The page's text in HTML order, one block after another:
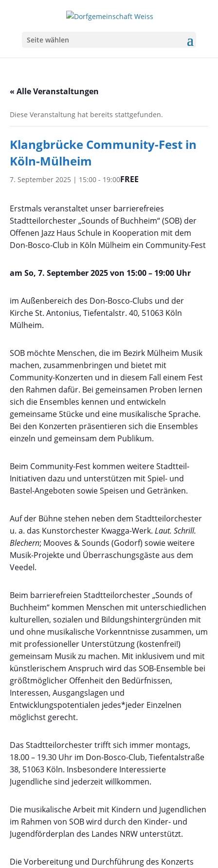
Seite wählen
« Alle Veranstaltungen
Diese Veranstaltung hat bereits stattgefunden.
Klangbrücke Community-Fest in
Köln-Mülheim
7. September 2025 | 15:00 - 19:00FREE
Erstmals veranstaltet unser barrierefreies
Stadtteilorchester „Sounds of Buchheim“ (SOB) der
Offenen Jazz Haus Schule in Kooperation mit dem
Don-Bosco-Club in Köln Mülheim ein Community-Fest
am So, 7. September 2025 von 15:00 – 19:00 Uhr
im Außenbereich des Don-Bosco-Clubs und der
Kirche St. Antonius, Tiefentalstr. 40, 51063 Köln
Mülheim.
SOB möchte Menschen, die im Bezirk Mülheim Musik
machen, zusammenbringen und bietet mit
Community-Konzerten und in diesem Fall einem Fest
den Rahmen dafür. Bei gemeinsamen Proben lernen
sich die Ensembles kennen und entwickeln
gemeinsame Stücke und eine musikalische Sprache.
Bei den Konzerten präsentieren sich die Ensembles
einzeln und gemeinsam dem Publikum.
Beim Community-Fest kommen weitere Stadtteil-
Initiativen dazu und unterstützen mit Spiel- und
Bastel-Angeboten sowie Speisen und Getränken.
Auf der Bühne stehen neben dem Stadtteilorchester
u. a. das Kunstorchester Kwagga-Werk. Laut. Schrill.
Blechern; Mooves & Sounds (Godorf) sowie weitere
Musik-Projekte und Überraschungsgäste aus dem
Veedel.
Beim barrierefreien Stadtteilorchester „Sounds of
Buchheim“ kommen Menschen mit unterschiedlichen
kulturellen, sozialen und Bildungshintergründen mit
und ohne musikalische Vorkenntnisse zusammen, um
mit professioneller Unterstützung (kostenfrei!)
gemeinsam Musik zu machen. Mit inklusivem und mit
künstlerischem Anspruch wird das SOB-Ensemble bei
größtmöglicher Offenheit den Bedürfnissen,
Interessen, Ausgangslagen und
Entwicklungspotentialen jedes*jeder Einzelnen
möglichst gerecht.
Das Stadtteilorchester trifft sich immer montags,
18.00 – 19.30 Uhr im Don-Bosco-Club, Tiefentalstraße
38, 51063 Köln. Insbesondere Interessierte
Jugendliche sind jederzeit willkommen.
Die musikalische Arbeit mit Kindern und Jugendlichen
im Rahmen von SOB wird durch den Kinder- und
Jugendförderplan des Landes NRW unterstützt.
Die Vorbereitung und Durchführung des Konzerts